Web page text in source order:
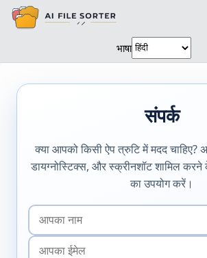
भाषा
संपर्क
क्या आपको किसी ऐप त्रुटि में मदद चाहिए?
डायग्नोस्टिक्स, और स्क्रीनशॉट शामिल
का उपयोग करें।